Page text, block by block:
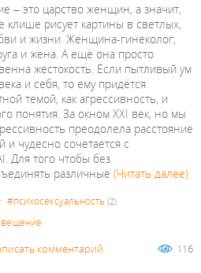
– это царство женщин, а значит,
клише рисует картины в светлых,
и жизни. Женщина-гинеколог,
и жена. А ещё она просто
жестокость. Если пытливый ум
и себя, то ему придётся
темой, как агрессивность, и
понятия. За окном XXI век, но мы
преодолела расстояние
чудесно сочетается с
Для того чтобы без
различные (Читать далее)
#психосексуальность (2)
комментарий 116